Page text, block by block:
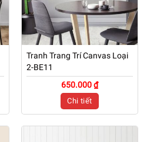
Tranh Trang Trí Canvas Loại
2-BE11
650.000 ₫
Chi tiết